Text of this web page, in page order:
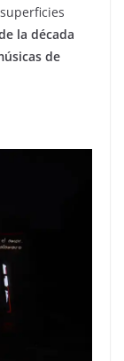
la década
de